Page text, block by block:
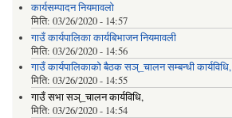
कार्यसम्पादन नियमावलो
मिति: 03/26/2020 - 14:57
गाउँ कार्यपालिका कार्यबिभाजन नियमावली
मिति: 03/26/2020 - 14:56
गाउँ कार्यपालिकाको बैठक सञ्_चालन सम्बन्धी कार्यविधि,
मिति: 03/26/2020 - 14:55
गाउँ सभा सञ्_चालन कार्यविधि,
मिति: 03/26/2020 - 14:54